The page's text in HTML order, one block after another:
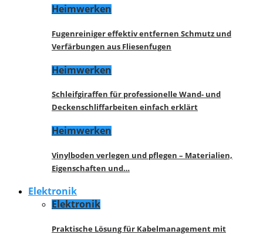
Heimwerken
Fugenreiniger effektiv entfernen Schmutz und
Verfärbungen aus Fliesenfugen
Heimwerken
Schleifgiraffen für professionelle Wand- und
Deckenschliffarbeiten einfach erklärt
Heimwerken
Vinylboden verlegen und pflegen – Materialien,
Eigenschaften und…
Elektronik
Elektronik
Praktische Lösung für Kabelmanagement mit